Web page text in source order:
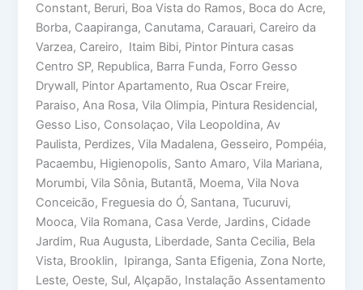
Constant, Beruri, Boa Vista do Ramos, Boca do Acre,
Borba, Caapiranga, Canutama, Carauari, Careiro da
Varzea, Careiro, Itaim Bibi, Pintor Pintura casas
Centro SP, Republica, Barra Funda, Forro Gesso
Drywall, Pintor Apartamento, Rua Oscar Freire,
Paraiso, Ana Rosa, Vila Olimpia, Pintura Residencial,
Gesso Liso, Consolaçao, Vila Leopoldina, Av
Paulista, Perdizes, Vila Madalena, Gesseiro, Pompéia,
Pacaembu, Higienopolis, Santo Amaro, Vila Mariana,
Morumbi, Vila Sônia, Butantã, Moema, Vila Nova
Conceicão, Freguesia do Ó, Santana, Tucuruvi,
Mooca, Vila Romana, Casa Verde, Jardins, Cidade
Jardim, Rua Augusta, Liberdade, Santa Cecilia, Bela
Vista, Brooklin, Ipiranga, Santa Efigenia, Zona Norte,
Leste, Oeste, Sul, Alçapão, Instalação Assentamento